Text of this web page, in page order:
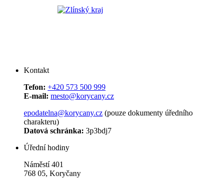
Kontakt
Tefon: +420 573 500 999
E-mail: mesto@korycany.cz
epodatelna@korycany.cz (pouze dokumenty úředního
charakteru)
Datová schránka: 3p3bdj7
Úřední hodiny
Náměstí 401
768 05, Koryčany